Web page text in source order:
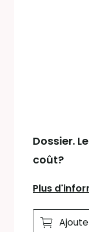
Dossier.
coût?
Plus